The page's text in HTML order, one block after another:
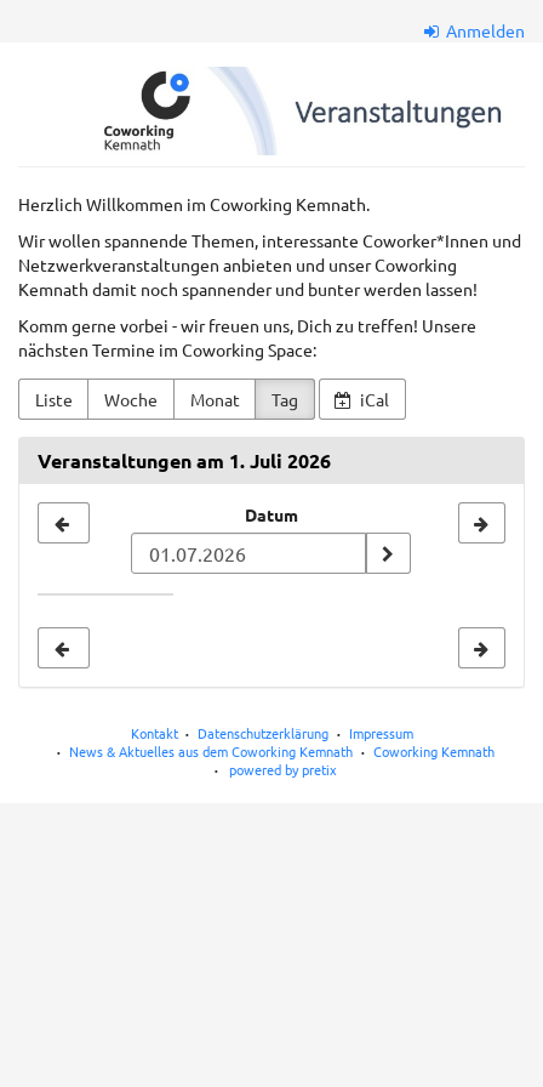
Anmelden
Coworkkem
GmbH
Herzlich Willkommen im Coworking Kemnath.
Wir wollen spannende Themen, interessante Coworker*Innen und
Netzwerkveranstaltungen anbieten und unser Coworking
Kemnath damit noch spannender und bunter werden lassen!
Komm gerne vorbei - wir freuen uns, Dich zu treffen! Unsere
nächsten Termine im Coworking Space:
Liste Woche Monat Tag iCal
Veranstaltungen am 1. Juli 2026
zur
Anzeige
Datum
Kontakt Datenschutzerklärung
Impressum
News & Aktuelles aus dem Coworking Kemnath
Coworking Kemnath
powered by pretix